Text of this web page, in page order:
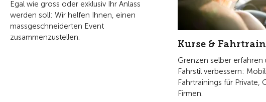
Egal wie gross oder exklusiv Ihr Anlass
werden soll: Wir helfen Ihnen, einen
massgeschneiderten Event
zusammenzustellen.
Kurse &
Grenzen selber erfahren
Fahrstil verbessern:
Fahrtrainings für Private,
Firmen.